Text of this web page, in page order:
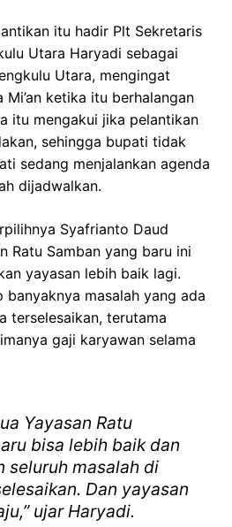
itu hadir Plt Sekretaris
Utara Haryadi sebagai
Utara, mengingat
ketika itu berhalangan
itu mengakui jika pelantikan
sehingga bupati tidak
sedang menjalankan agenda
dijadwalkan.
Syafrianto Daud
Ratu Samban yang baru ini
yayasan lebih baik lagi.
banyaknya masalah yang ada
terselesaikan, terutama
gaji karyawan selama
Yayasan Ratu
bisa lebih baik dan
seluruh masalah di
Dan yayasan
ujar Haryadi.